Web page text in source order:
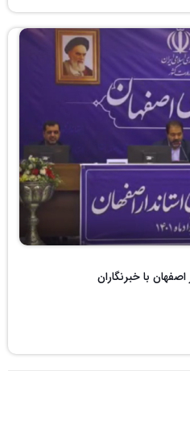
با خبرنگاران